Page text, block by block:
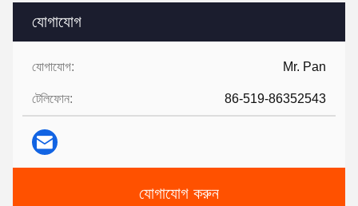
যোগাযোগ
যোগাযোগ: Mr. Pan
টেলিফোন: 86-519-86352543
যোগাযোগ করুন